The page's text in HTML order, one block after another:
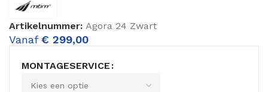
Artikelnummer: Agora 24 Zwart
Vanaf € 299,00
MONTAGESERVICE